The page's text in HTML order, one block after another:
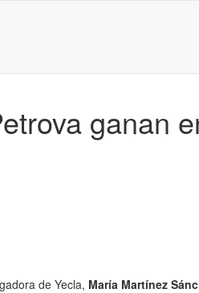
ganan
de Yecla, María Martínez